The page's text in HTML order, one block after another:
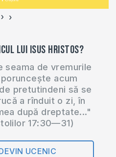
‹ ›
lui Isus Hristos?
seama de vremurile
acum
pretutindeni să se
a rînduit o zi, în
după dreptate..."
17:30—31)
UCENIC